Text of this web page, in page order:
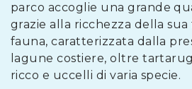
parco accoglie una grande
grazie alla ricchezza della
fauna, caratterizzata dalla
lagune costiere, oltre
ricco e uccelli di varia specie.